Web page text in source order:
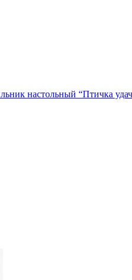
настольный “Птичка